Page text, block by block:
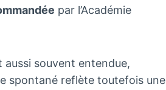
par l’Académie
aussi souvent entendue,
spontané reflète toutefois une